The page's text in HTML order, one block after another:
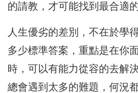
的請教，才可能找到最合適的
人生優劣的差別，不在於學
多少標準答案，重點是在你
時，可以有能力從容的去解
總會遇到太多的難題，何況